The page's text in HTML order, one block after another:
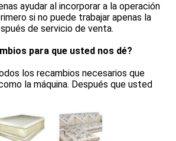
ayudar al incorporar a la operación
si no puede trabajar apenas la
de servicio de venta.
para que usted nos dé?
los recambios necesarios que
la máquina. Después que usted